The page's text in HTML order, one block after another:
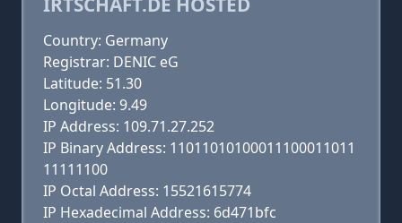
Country: Germany
Registrar: DENIC eG
Latitude: 51.30
Longitude: 9.49
IP Address: 109.71.27.252
IP Binary Address: 11011010100011100011011
11111100
IP Octal Address: 15521615774
IP Hexadecimal Address: 6d471bfc